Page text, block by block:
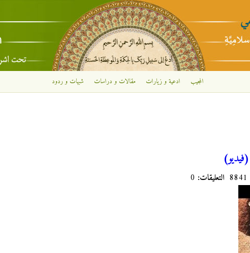
تجاوز إلى المحتوى الرئيسي
المجيب ادعية و زيارات مقالات و دراسات شبهات و ردود
التعليقات: